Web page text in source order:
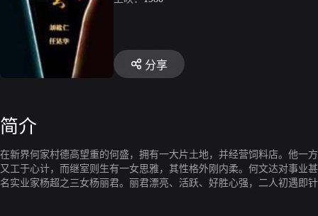
分享
简介
在新界何家村德高望重的何盛，拥有一大片土地，并经营饲料店。他一
又工于心计，而继室则生有一女思雅，其性格外刚内柔。何文达对事
名实业家杨超之三女杨丽君。丽君漂亮、活跃、好胜心强，二人初遇即